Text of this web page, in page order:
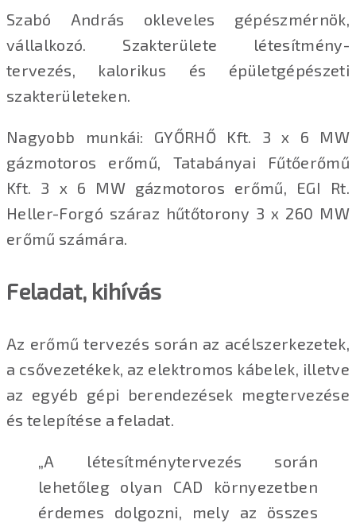
Szabó András okleveles gépészmérnök,
vállalkozó. Szakterülete létesítmény-
tervezés, kalorikus és épületgépészeti
szakterületeken.
Nagyobb munkái: GYŐRHŐ Kft. 3 x 6 MW
gázmotoros erőmű, Tatabányai Fűtőerőmű
Kft. 3 x 6 MW gázmotoros erőmű, EGI Rt.
Heller-Forgó száraz hűtőtorony 3 x 260 MW
erőmű számára.
Feladat, kihívás
Az erőmű tervezés során az acélszerkezetek,
a csővezetékek, az elektromos kábelek, illetve
az egyéb gépi berendezések megtervezése
és telepítése a feladat.
„A létesítménytervezés során
lehetőleg olyan CAD környezetben
érdemes dolgozni, mely az összes